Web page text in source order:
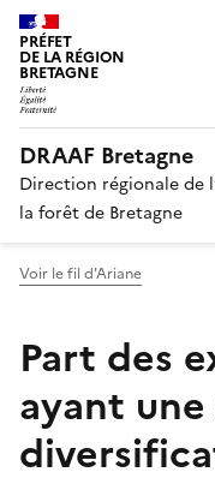
PRÉFET
DE LA RÉGION
BRETAGNE
DRAAF Bretagne
Direction régionale de
la forêt de Bretagne
Voir le fil d'Ariane
Part des
ayant